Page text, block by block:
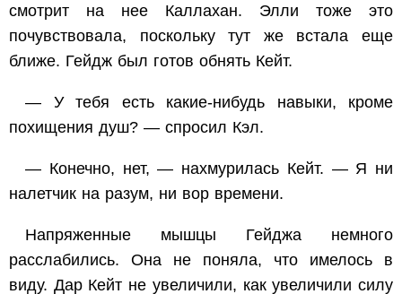
смотрит на нее Каллахан. Элли тоже это
почувствовала, поскольку тут же встала еще
ближе. Гейдж был готов обнять Кейт.
— У тебя есть какие-нибудь навыки, кроме
похищения душ? — спросил Кэл.
— Конечно, нет, — нахмурилась Кейт. — Я ни
налетчик на разум, ни вор времени.
Напряженные мышцы Гейджа немного
расслабились. Она не поняла, что имелось в
виду. Дар Кейт не увеличили, как увеличили силу